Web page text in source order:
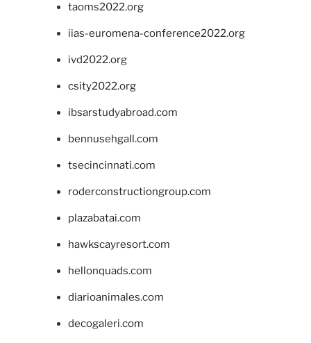
taoms2022.org
iias-euromena-conference2022.org
ivd2022.org
csity2022.org
ibsarstudyabroad.com
bennusehgall.com
tsecincinnati.com
roderconstructiongroup.com
plazabatai.com
hawkscayresort.com
hellonquads.com
diarioanimales.com
decogaleri.com